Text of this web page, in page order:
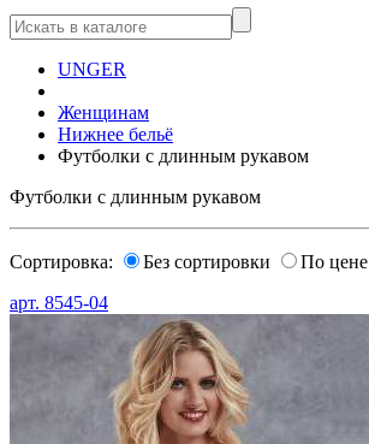
UNGER
Женщинам
Нижнее бельё
Футболки с длинным рукавом
Футболки с длинным рукавом
Сортировка: Без сортировки По цене
арт. 8545-04